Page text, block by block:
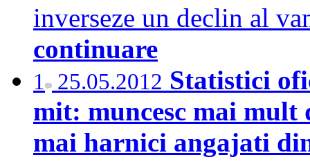
inverseze un declin al
continuare
1 25.05.2012 Statistici
mit: muncesc mai mult
mai harnici angajati